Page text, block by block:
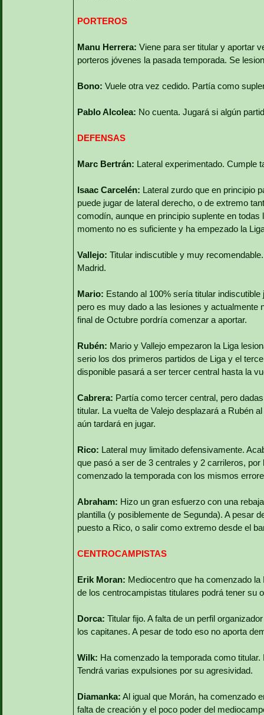
PORTEROS
Manu Herrera: Viene para ser titular y aportar
porteros jóvenes la pasada temporada. Se
Bono: Vuele otra vez cedido. Partía como
Pablo Alcolea: No cuenta. Jugará si algún
DEFENSAS
Marc Bertrán: Lateral experimentado. Cumple
Isaac Carcelén: Lateral zurdo que en principio
puede jugar de lateral derecho, o de extremo
comodín, aunque en principio suplente en
momento no es suficiente y ha empezado la
Vallejo: Titular indiscutible y muy
Madrid.
Mario: Estando al 100% sería titular
pero es muy dado a las lesiones y actualmente
final de Octubre pordría comenzar a aportar.
Rubén: Mario y Vallejo empezaron la Liga
serio los dos primeros partidos de Liga y el
disponible pasará a ser tercer central hasta la
Cabrera: Partía como tercer central, pero
titular. La vuelta de Valejo desplazará a Rubén
aún tardará en jugar.
Rico: Lateral muy limitado defensivamente.
que pasó a ser de 3 centrales y 2 carrileros,
comenzado la temporada con los mismos
Abraham: Hizo un gran esfuerzo con una
plantilla (y posiblemente de Segunda). A pesar
puesto a Rico, o salir como extremo desde el
CENTROCAMPISTAS
Erik Moran: Mediocentro que ha comenzado
de los centrocampistas titulares podrá tener su
Dorca: Titular fijo. A falta de un perfil
los capitanes. A pesar de todo eso no aporta
Wilk: Ha comenzado la temporada como
Tendrá varias expulsiones por su agresividad.
Diamanka: Al igual que Morán, ha comenzado
falta de creación y el poco poder del